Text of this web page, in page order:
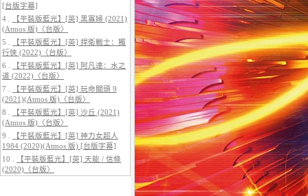
【平裝版藍光】[英] 阿凡達3：火
與燼 (2025)(Atmos 版)〈台版〉
[台版字幕]
4 .
【平裝版藍光】[英] 黑寡婦 (2021)
(Atmos 版)〈台版〉
5 .
【平裝版藍光】[英] 捍衛戰士：獨
行俠 (2022)〈台版〉
6 .
【平裝版藍光】[英] 阿凡達：水之
道 (2022)〈台版〉
7 .
【平裝版藍光】[英] 玩命關頭 9
(2021)(Atmos 版)〈台版〉
8 .
【平裝版藍光】[英] 沙丘 (2021)
(Atmos 版)〈台版〉
9 .
【平裝版藍光】[英] 神力女超人
1984 (2020)(Atmos 版) [台版字幕]
10 .
【平裝版藍光】[英] 天能 / 信條
(2020)〈台版〉